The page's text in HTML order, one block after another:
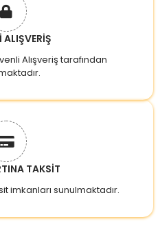
ALIŞVERİŞ
Alışveriş tarafından
TAKSİT
imkanları sunulmaktadır.